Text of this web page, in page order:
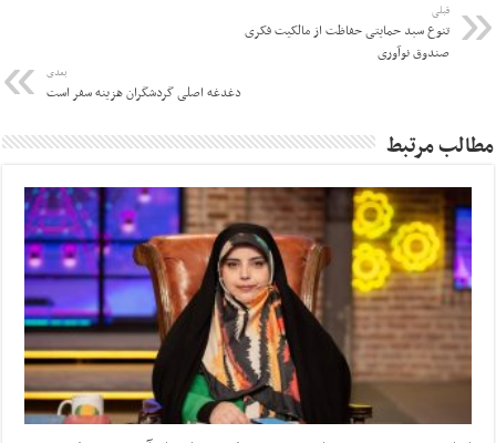
قبلی
تنوع سبد حمایتی حفاظت از مالکیت فکری
صندوق نوآوری
بعدی
دغدغه اصلی گردشگران هزینه سفر است
مطالب مرتبط